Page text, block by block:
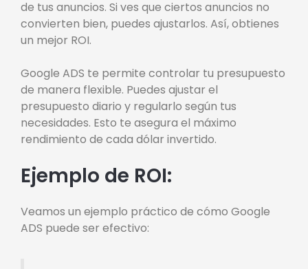
de tus anuncios. Si ves que ciertos anuncios no
convierten bien, puedes ajustarlos. Así, obtienes
un mejor ROI.
Google ADS te permite controlar tu presupuesto
de manera flexible. Puedes ajustar el
presupuesto diario y regularlo según tus
necesidades. Esto te asegura el máximo
rendimiento de cada dólar invertido.
Ejemplo de ROI:
Veamos un ejemplo práctico de cómo Google
ADS puede ser efectivo: